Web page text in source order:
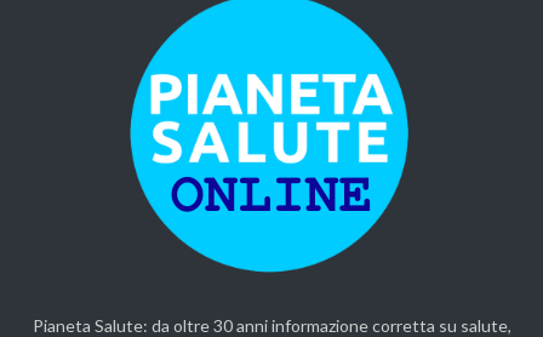
Pianeta Salute: da oltre 30 anni informazione corretta su salute,